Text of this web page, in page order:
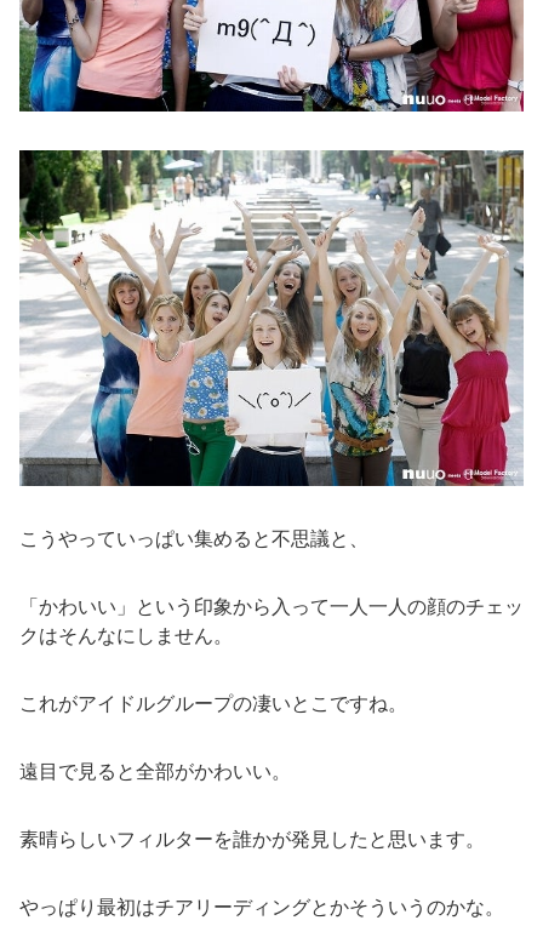
こうやっていっぱい集めると不思議と、
「かわいい」という印象から入って一人一人の顔のチェッ
クはそんなにしません。
これがアイドルグループの凄いとこですね。
遠目で見ると全部がかわいい。
素晴らしいフィルターを誰かが発見したと思います。
やっぱり最初はチアリーディングとかそういうのかな。